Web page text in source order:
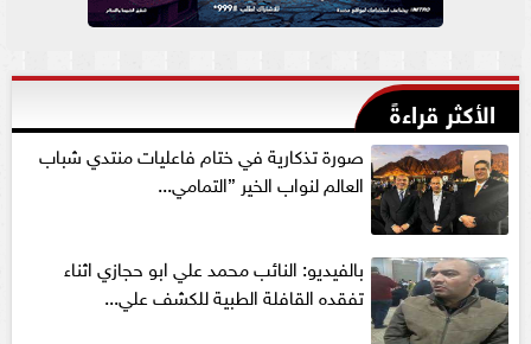
الأكثر قراءةً
صورة تذكارية في ختام فاعليات منتدي شباب
العالم لنواب الخير ”التمامي...
بالفيديو: النائب محمد علي ابو حجازي اثناء
تفقده القافلة الطبية للكشف علي...